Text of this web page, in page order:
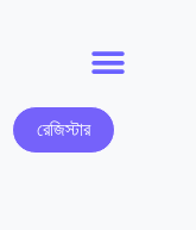
রেজিস্টার